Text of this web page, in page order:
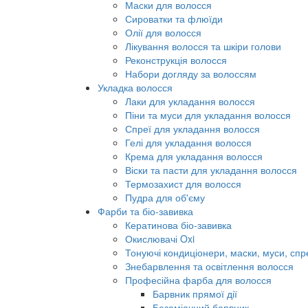
Маски для волосся
Сироватки та флюїди
Олії для волосся
Лікування волосся та шкіри голови
Реконструкція волосся
Набори догляду за волоссям
Укладка волосся
Лаки для укладання волосся
Піни та муси для укладання волосся
Спреї для укладання волосся
Гелі для укладання волосся
Крема для укладання волосся
Віски та пасти для укладання волосся
Термозахист для волосся
Пудра для об'єму
Фарби та біо-завивка
Кератинова біо-завивка
Окислювачі Oxi
Тонуючі кондиціонери, маски, муси,
Знебарвлення та освітлення волосся
Професійна фарба для волосся
Барвник прямої дії